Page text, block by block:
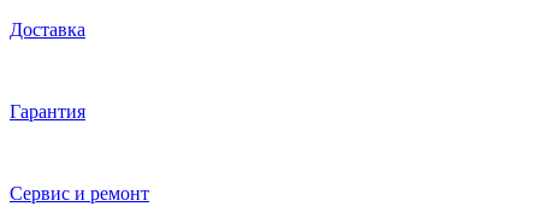
Доставка
Гарантия
Сервис и ремонт